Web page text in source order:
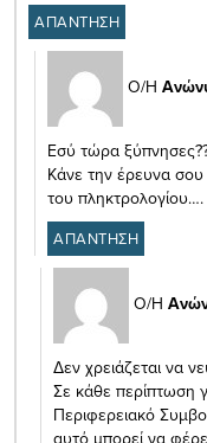
ΑΠΑΝΤΗΣΗ
Ο/Η
Εσύ τώρα
Κάνε την έρευνα σου
του
ΑΠΑΝΤΗΣΗ
Ο/Η
Δεν χρειάζεται να
Σε κάθε περίπτωση
Περιφερειακό
αυτό μπορεί να